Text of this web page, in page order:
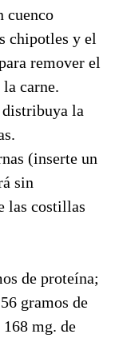
cuenco
chipotles y el
remover el
la carne.
distribuya la
(inserte un
sin
las costillas
de proteína;
gramos de
168 mg. de